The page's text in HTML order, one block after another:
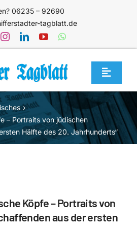
06235 – 92690
tagblatt.de
Toggle
– Portraits von jüdischen
Hälfte des 20. Jahrhunderts“
Köpfe – Portraits von
aus der ersten